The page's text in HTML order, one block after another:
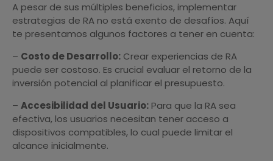
A pesar de sus múltiples beneficios, implementar
estrategias de RA no está exento de desafíos. Aquí
te presentamos algunos factores a tener en cuenta:
– Costo de Desarrollo: Crear experiencias de RA
puede ser costoso. Es crucial evaluar el retorno de la
inversión potencial al planificar el presupuesto.
– Accesibilidad del Usuario: Para que la RA sea
efectiva, los usuarios necesitan tener acceso a
dispositivos compatibles, lo cual puede limitar el
alcance inicialmente.